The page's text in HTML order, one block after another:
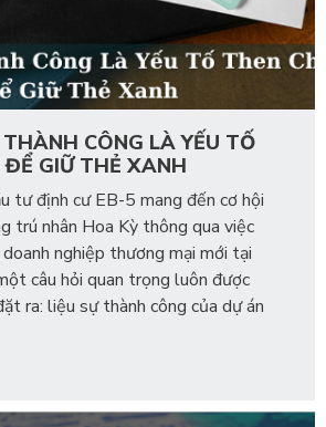
CÔNG LÀ YẾU TỐ
ĐỂ GIỮ THẺ XANH
tư định cư EB-5 mang đến cơ hội
trú nhân Hoa Kỳ thông qua việc
nghiệp thương mại mới tại
câu hỏi quan trọng luôn được
ra: liệu sự thành công của dự án